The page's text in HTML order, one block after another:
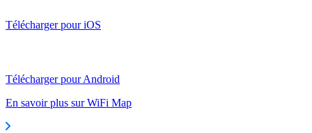
Télécharger pour iOS
Télécharger pour Android
En savoir plus sur WiFi Map